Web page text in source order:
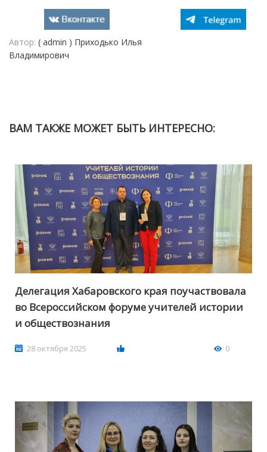
Автор: ( admin ) Приходько Илья
Владимирович
ВАМ ТАКЖЕ МОЖЕТ БЫТЬ ИНТЕРЕСНО:
Делегация Хабаровского края поучаствовала
во Всероссийском форуме учителей истории
и обществознания
28 октября 2025 0